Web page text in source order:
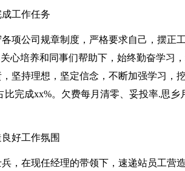
工作任务
项公司规章制度，严格要求自己，摆正
心培养和同事们帮助下，始终勤奋学习
坚持理想，坚定信念，不断加强学习，
完成xx%。欠费每月清零、妥投率.思乡
好工作氛围
，在现任经理的带领下，速递站员工营